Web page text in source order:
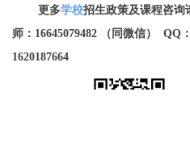
更多学校招生政策及课程咨询
师： 16645079482 （同微信） QQ：
1620187664